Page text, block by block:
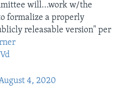
will...work w/the
formalize a properly
releasable version" per
4, 2020